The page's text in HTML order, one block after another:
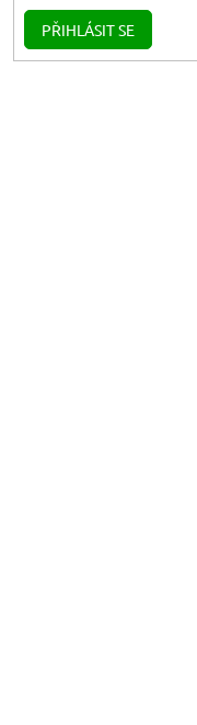
PŘIHLÁSIT SE